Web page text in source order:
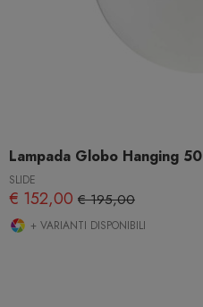
Lampada Globo Hanging 50
SLIDE
€ 152,00 € 195,00
+ VARIANTI DISPONIBILI